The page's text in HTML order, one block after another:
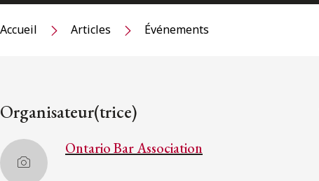
Accueil Articles Événements
Organisateur(trice)
Ontario Bar Association